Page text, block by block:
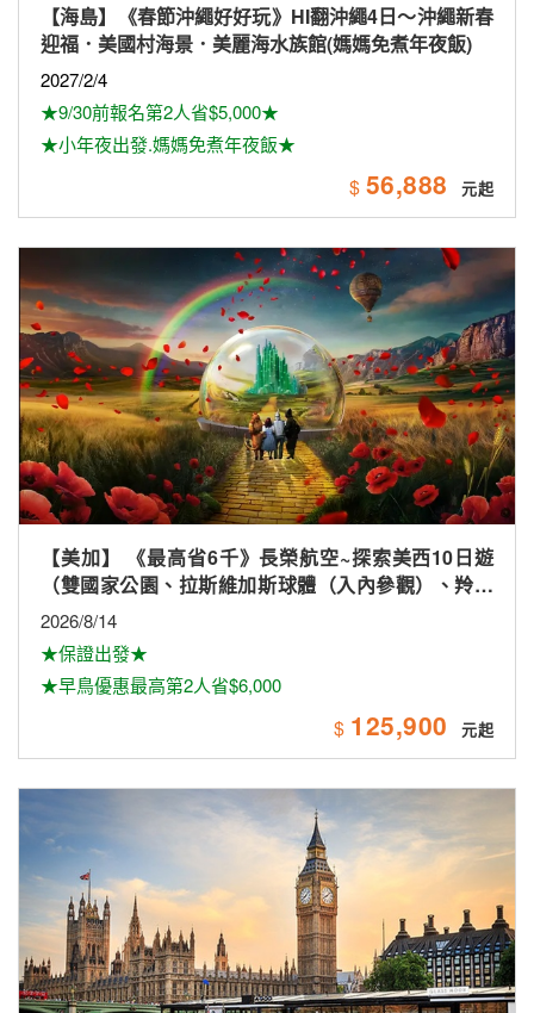
【海島】《春節沖繩好好玩》HI翻沖繩4日～沖繩新春
迎福．美國村海景．美麗海水族館(媽媽免煮年夜飯)
2027/2/4
★9/30前報名第2人省$5,000★
★小年夜出發.媽媽免煮年夜飯★
$ 56,888
【美加】 《最高省6千》長榮航空~探索美西10日遊
（雙國家公園、拉斯維加斯球體（入內參觀）、羚羊
峽谷雙奇觀、環球影城）
2026/8/14
★保證出發★
★早鳥優惠最高第2人省$6,000
$ 125,900